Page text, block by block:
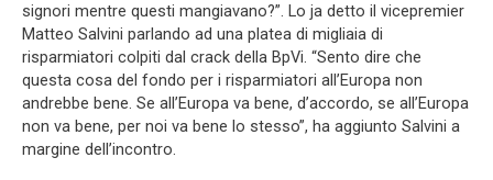
signori mentre questi mangiavano?”. Lo ja detto il vicepremier
Matteo Salvini parlando ad una platea di migliaia di
risparmiatori colpiti dal crack della BpVi. “Sento dire che
questa cosa del fondo per i risparmiatori all’Europa non
andrebbe bene. Se all’Europa va bene, d’accordo, se all’Europa
non va bene, per noi va bene lo stesso”, ha aggiunto Salvini a
margine dell’incontro.